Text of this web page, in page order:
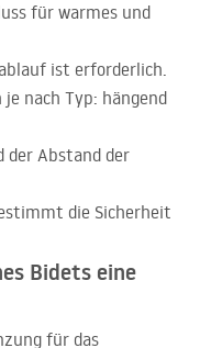
für warmes und
ist erforderlich.
nach Typ: hängend
der Abstand der
die Sicherheit
Bidets eine
für das